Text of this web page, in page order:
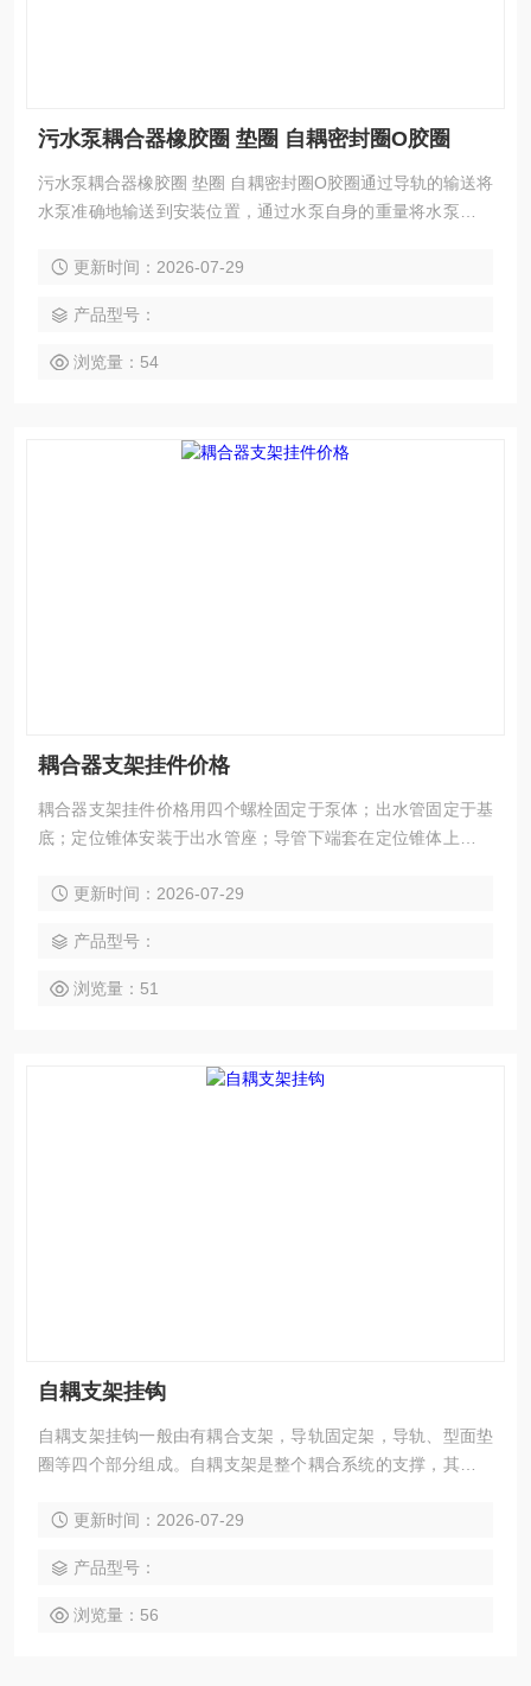
污水泵耦合器橡胶圈 垫圈 自耦密封圈O胶圈
污水泵耦合器橡胶圈 垫圈 自耦密封圈O胶圈通过导轨的输送将
水泵准确地输送到安装位置，通过水泵自身的重量将水泵的出
更新时间：2026-07-29
产品型号：
浏览量：54
耦合器支架挂件价格
耦合器支架挂件价格用四个螺栓固定于泵体；出水管固定于基
底；定位锥体安装于出水管座；导管下端套在定位锥体上，上
作用：用导杆架上的螺钉调节橡胶块的轴向压紧程度，使橡胶
更新时间：2026-07-29
产品型号：
浏览量：51
自耦支架挂钩
自耦支架挂钩一般由有耦合支架，导轨固定架，导轨、型面垫
圈等四个部分组成。自耦支架是整个耦合系统的支撑，其通过
量。 更新时间：2026-07-29
产品型号：
浏览量：56